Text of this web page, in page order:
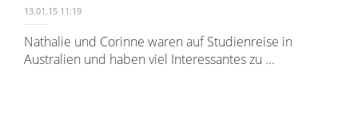
13.01.15 11:19
Nathalie und Corinne waren auf Studienreise in
Australien und haben viel Interessantes zu ...